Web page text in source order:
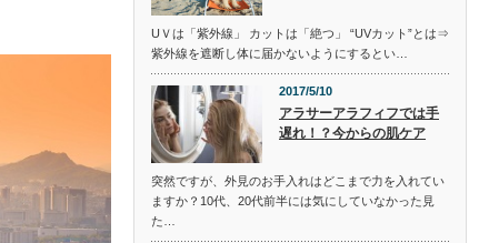
UＶは「紫外線」 カットは「絶つ」 “UVカット”とは⇒
紫外線を遮断し体に届かないようにするとい…
2017/5/10
アラサーアラフィフでは手
遅れ！？今からの肌ケア
突然ですが、外見のお手入れはどこまで力を入れてい
ますか？10代、20代前半には気にしていなかった見
た…